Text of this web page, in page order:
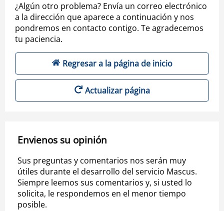
¿Algún otro problema? Envía un correo electrónico
a la dirección que aparece a continuación y nos
pondremos en contacto contigo. Te agradecemos
tu paciencia.
Regresar a la página de inicio
Actualizar página
Envienos su opinión
Sus preguntas y comentarios nos serán muy
útiles durante el desarrollo del servicio Mascus.
Siempre leemos sus comentarios y, si usted lo
solicita, le respondemos en el menor tiempo
posible.